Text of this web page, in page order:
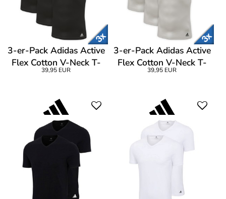
3-er-Pack Adidas Active
Flex Cotton V-Neck T-
Shirt CL1
39,95 EUR
3-er-Pack Adidas Active
Flex Cotton V-Neck T-
Shirt CL1
39,95 EUR